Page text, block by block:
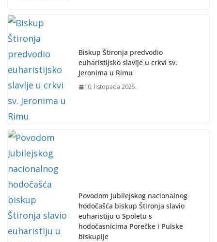
Biskup Štironja predvodio
euharistijsko slavlje u crkvi sv.
Jeronima u Rimu
10. listopada 2025.
Povodom Jubilejskog nacionalnog
hodočašća biskup Štironja slavio
euharistiju u Spoletu s
hodočasnicima Porečke i Pulske
biskupije